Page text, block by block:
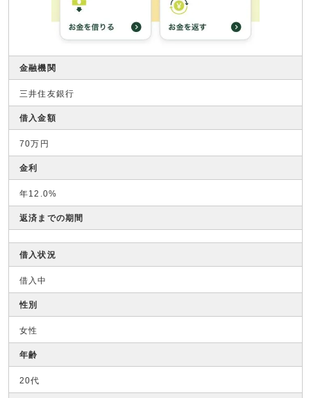
金融機関
三井住友銀行
借入金額
70万円
金利
年12.0%
返済までの期間
借入状況
借入中
性別
女性
年齢
20代